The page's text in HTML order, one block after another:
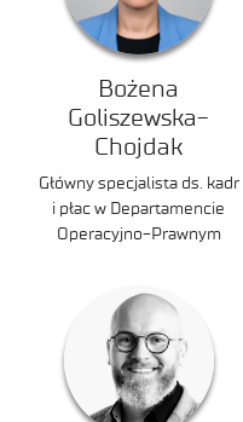
Bożena
Goliszewska-
Chojdak
Główny specjalista ds. kadr
i płac w Departamencie
Operacyjno-Prawnym